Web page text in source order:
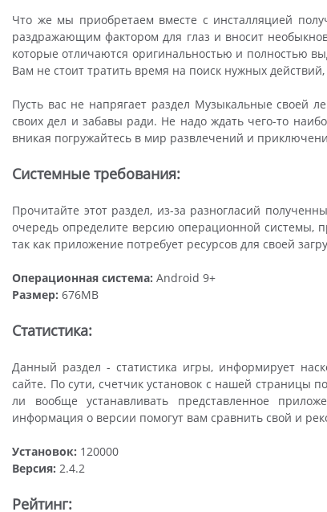
Что же мы приобретаем вместе с инсталляцией
раздражающим фактором для глаз и вносит
которые отличаются оригинальностью и полностью
Вам не стоит тратить время на поиск нужных
Пусть вас не напрягает раздел Музыкальные своей
своих дел и забавы ради. Не надо ждать чего-то
вникая погружайтесь в мир развлечений и
Системные требования:
Прочитайте этот раздел, из-за разногласий
очередь определите версию операционной системы,
так как приложение потребует ресурсов для своей
Операционная система: Android 9+
Размер: 676MB
Статистика:
Данный раздел - статистика игры, информирует
сайте. По сути, счетчик установок с нашей страницы
ли вообще устанавливать представленное
информация о версии помогут вам сравнить свой и
Установок: 120000
Версия: 2.4.2
Рейтинг: